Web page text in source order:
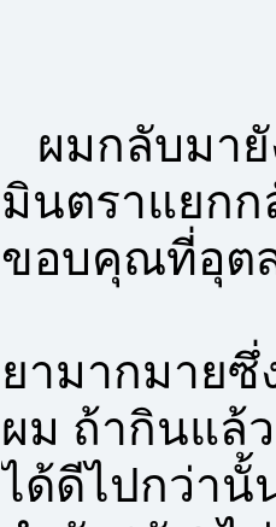
ผมกลับมายั
มินตราแยกก
ขอบคุณที่อุตส่
ยามากมาย
ผม ถ้ากินแล้
ได้ดีไปกว่านั้